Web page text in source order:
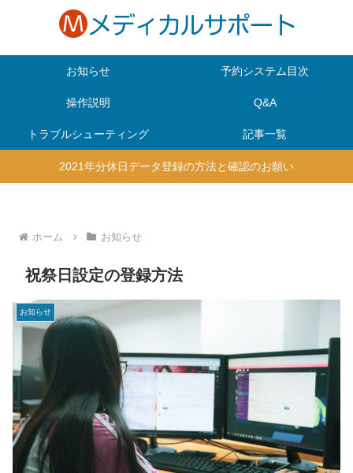
お知らせ 予約システム目次
操作説明 Q&A
トラブルシューティング 記事一覧
2021年分休日データ登録の方法と確認のお願い
ホーム お知らせ
祝祭日設定の登録方法
お知らせ